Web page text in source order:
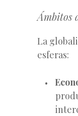
Ámbitos
La
esferas: